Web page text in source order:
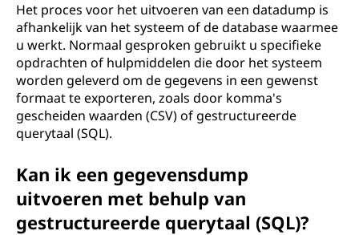
Het proces voor het uitvoeren van een datadump is
afhankelijk van het systeem of de database waarmee
u werkt. Normaal gesproken gebruikt u specifieke
opdrachten of hulpmiddelen die door het systeem
worden geleverd om de gegevens in een gewenst
formaat te exporteren, zoals door komma's
gescheiden waarden (CSV) of gestructureerde
querytaal (SQL).
Kan ik een gegevensdump
uitvoeren met behulp van
gestructureerde querytaal (SQL)?